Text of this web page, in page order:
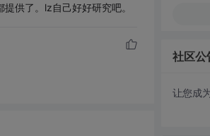
供了。lz自己好好研究吧。
社区公
让您成